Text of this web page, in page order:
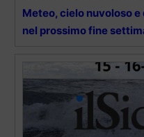
Meteo, cielo nuvoloso
nel prossimo fine